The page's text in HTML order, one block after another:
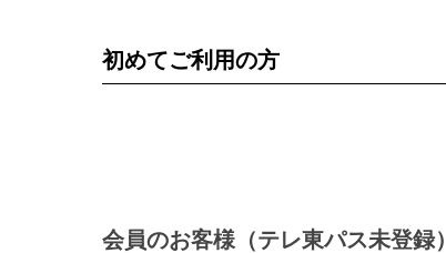
初めてご利用の方
会員のお客様（テレ東パス未登録）